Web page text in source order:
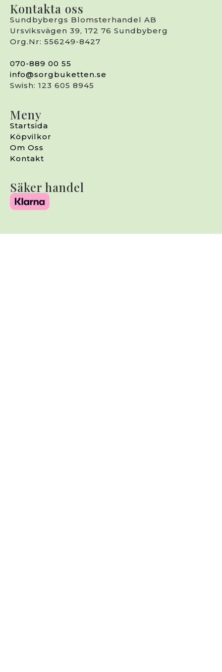
Kontakta oss
Sundbybergs Blomsterhandel AB
Ursviksvägen 39, 172 76 Sundbyberg
Org.Nr: 556249-8427
070-889 00 55
info@sorgbuketten.se
Swish: 123 605 8945
Meny
Startsida
Köpvilkor
Om Oss
Kontakt
Säker handel